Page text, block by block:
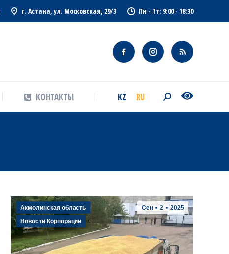
г. Астана, ул. Московская, 29/3 Пн - Пт: 9:00 - 18:30
КОНТАКТЫ KZ RU Search:
Сен 2 2025
Акмолинская область
Новости Корпорации
КОНТАКТЫ RU Search: